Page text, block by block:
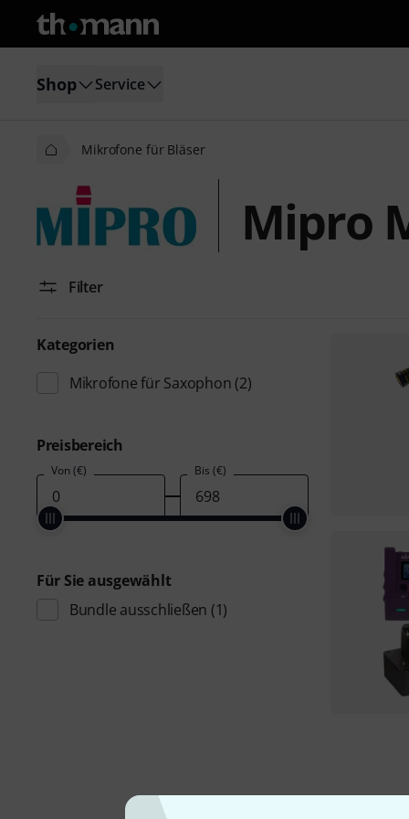
Shop Service
Mikrofone für Bläser
Mipro
Filter
Kategorien
Mikrofone für Saxophon (2)
Preisbereich
Von (€) Bis (€)
Für Sie ausgewählt
Bundle ausschließen (1)